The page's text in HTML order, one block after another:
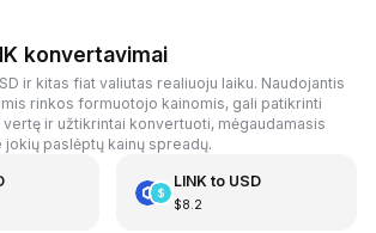
konvertavimai
ir kitas fiat valiutas realiuoju laiku. Naudojantis
rinkos formuotojo kainomis, gali patikrinti
vertę ir užtikrintai konvertuoti, mėgaudamasis
paslėptų kainų spreadų.
LINKto USD
$8.2